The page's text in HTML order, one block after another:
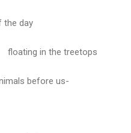
the day
floating in the treetops
before us-